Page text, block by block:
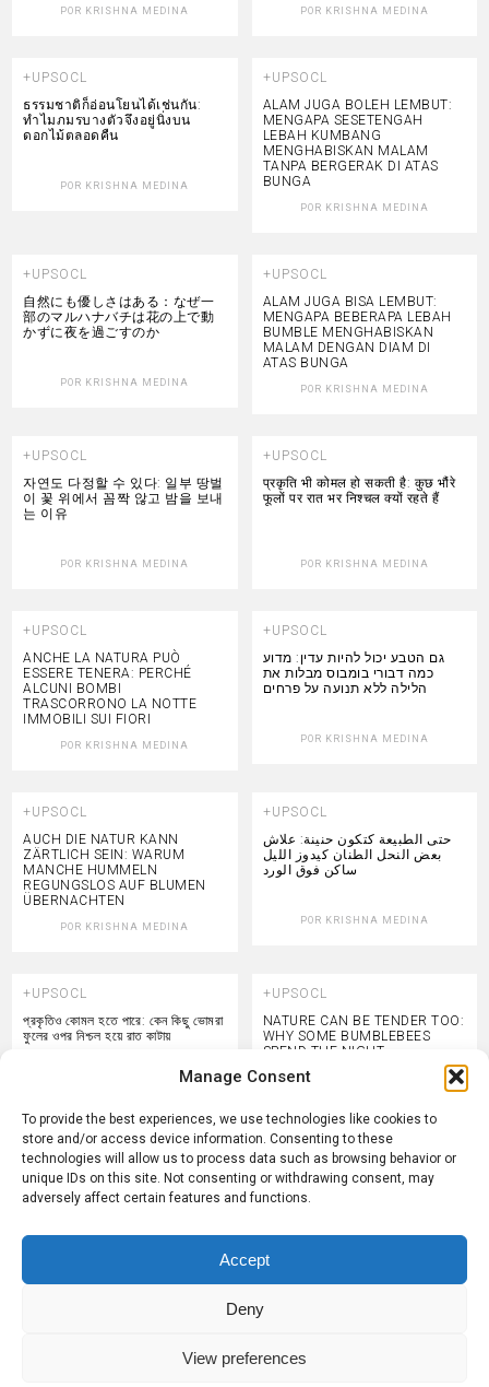
Manage Consent
To provide the best experiences, we use technologies like cookies to
store and/or access device information. Consenting to these
technologies will allow us to process data such as browsing behavior or
unique IDs on this site. Not consenting or withdrawing consent, may
adversely affect certain features and functions.
Accept
Deny
View preferences
POR KRISHNA MEDINA POR KRISHNA MEDINA
+UPSOCL
ธรรมชาติก็อ่อนโยนได้เช่นกัน:
ทำไมภมรบางตัวจึงอยู่นิ่งบน
ดอกไม้ตลอดคืน
POR KRISHNA MEDINA
+UPSOCL
ALAM JUGA BOLEH LEMBUT:
MENGAPA SESETENGAH
LEBAH KUMBANG
MENGHABISKAN MALAM
TANPA BERGERAK DI ATAS
BUNGA
POR KRISHNA MEDINA
+UPSOCL
自然にも優しさはある：なぜ一
部のマルハナバチは花の上で動
かずに夜を過ごすのか
POR KRISHNA MEDINA
+UPSOCL
ALAM JUGA BISA LEMBUT:
MENGAPA BEBERAPA LEBAH
BUMBLE MENGHABISKAN
MALAM DENGAN DIAM DI
ATAS BUNGA
POR KRISHNA MEDINA
+UPSOCL
자연도 다정할 수 있다: 일부 땅벌
이 꽃 위에서 꼼짝 않고 밤을 보내
는 이유
POR KRISHNA MEDINA
+UPSOCL
प्रकृति भी कोमल हो सकती है: कुछ भौंरे
फूलों पर रात भर निश्चल क्यों रहते हैं
POR KRISHNA MEDINA
+UPSOCL
ANCHE LA NATURA PUÒ
ESSERE TENERA: PERCHÉ
ALCUNI BOMBI
TRASCORRONO LA NOTTE
IMMOBILI SUI FIORI
POR KRISHNA MEDINA
+UPSOCL
גם הטבע יכול להיות עדין: מדוע
כמה דבורי בומבוס מבלות את
הלילה ללא תנועה על פרחים
POR KRISHNA MEDINA
+UPSOCL
AUCH DIE NATUR KANN
ZÄRTLICH SEIN: WARUM
MANCHE HUMMELN
REGUNGSLOS AUF BLUMEN
ÜBERNACHTEN
POR KRISHNA MEDINA
+UPSOCL
حتى الطبيعة كتكون حنينة: علاش
بعض النحل الطنان كيدوز الليل
ساكن فوق الورد
POR KRISHNA MEDINA
+UPSOCL
প্রকৃতিও কোমল হতে পারে: কেন কিছু ভোমরা
ফুলের ওপর নিশ্চল হয়ে রাত কাটায়
+UPSOCL
NATURE CAN BE TENDER TOO:
WHY SOME BUMBLEBEES
SPEND THE NIGHT
+UPSOCL
LA NATURE PEUT AUSSI ÊTRE
TENDRE : POURQUOI
PASSENT LA NUIT IMMOBILES
PORKRISHNA MEDINA
+UPSOCL
LA NATURALEZA TAMBIÉN
LAS FLORES
PORKRISHNA MEDINA